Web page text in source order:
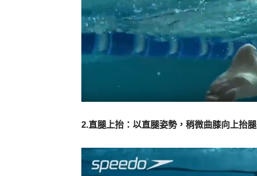
2.直腿上抬：以直腿姿勢，稍微曲膝向上抬腿